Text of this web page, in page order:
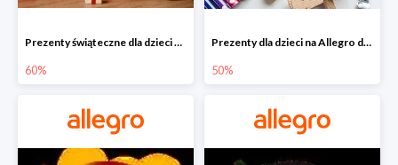
Prezenty świąteczne dla dzieci na Allegro do -60%
60%
Prezenty dla dzieci na Allegro do -50%
50%